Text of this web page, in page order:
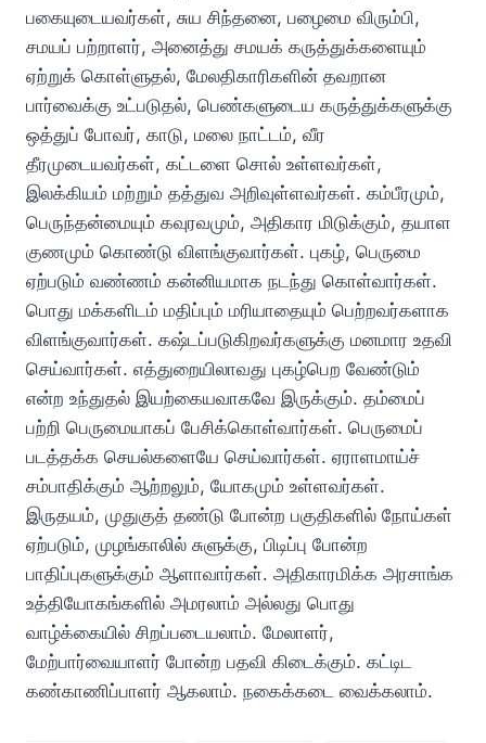
பகையுடையவர்கள், சுய சிந்தனை, பழைமை விரும்பி,
சமயப் பற்றாளர், அனைத்து சமயக் கருத்துக்களையும்
ஏற்றுக் கொள்ளுதல், மேலதிகாரிகளின் தவறான
பார்வைக்கு உட்படுதல், பெண்களுடைய கருத்துக்களுக்கு
ஒத்துப் போவர், காடு, மலை நாட்டம், வீர
தீரமுடையவர்கள், கட்டளை சொல் உள்ளவர்கள்,
இலக்கியம் மற்றும் தத்துவ அறிவுள்ளவர்கள். கம்பீரமும்,
பெருந்தன்மையும் கவுரவமும், அதிகார மிடுக்கும், தயாள
குணமும் கொண்டு விளங்குவார்கள். புகழ், பெருமை
ஏற்படும் வண்ணம் கன்னியமாக நடந்து கொள்வார்கள்.
பொது மக்களிடம் மதிப்பும் மரியாதையும் பெற்றவர்களாக
விளங்குவார்கள். கஷ்டப்படுகிறவர்களுக்கு மனமார உதவி
செய்வார்கள். எத்துறையிலாவது புகழ்பெற வேண்டும்
என்ற உந்துதல் இயற்கையவாகவே இருக்கும். தம்மைப்
பற்றி பெருமையாகப் பேசிக்கொள்வார்கள். பெருமைப்
படத்தக்க செயல்களையே செய்வார்கள். ஏராளமாய்ச்
சம்பாதிக்கும் ஆற்றலும், யோகமும் உள்ளவர்கள்.
இருதயம், முதுகுத் தண்டு போன்ற பகுதிகளில் நோய்கள்
ஏற்படும், முழங்காலில் சுளுக்கு, பிடிப்பு போன்ற
பாதிப்புகளுக்கும் ஆளாவார்கள். அதிகாரமிக்க அரசாங்க
உத்தியோகங்களில் அமரலாம் அல்லது பொது
வாழ்க்கையில் சிறப்படையலாம். மேலாளர்,
மேற்பார்வையாளர் போன்ற பதவி கிடைக்கும். கட்டிட
கண்காணிப்பாளர் ஆகலாம். நகைக்கடை வைக்கலாம்.